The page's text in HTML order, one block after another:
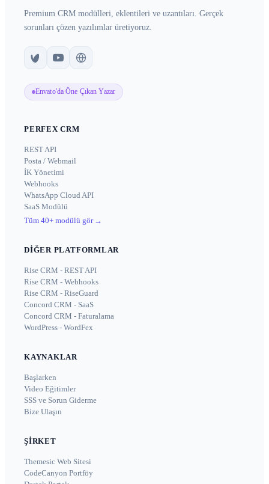
Premium CRM modülleri, eklentileri ve uzantıları. Gerçek
sorunları çözen yazılımlar üretiyoruz.
Envato'da Öne Çıkan Yazar
PERFEX CRM
REST API
Posta / Webmail
İK Yönetimi
Webhooks
WhatsApp Cloud API
SaaS Modülü
Tüm 40+ modülü gör →
DIĞER PLATFORMLAR
Rise CRM - REST API
Rise CRM - Webhooks
Rise CRM - RiseGuard
Concord CRM - SaaS
Concord CRM - Faturalama
WordPress - WordFex
KAYNAKLAR
Başlarken
Video Eğitimler
SSS ve Sorun Giderme
Bize Ulaşın
ŞIRKET
Themesic Web Sitesi
CodeCanyon Portföy